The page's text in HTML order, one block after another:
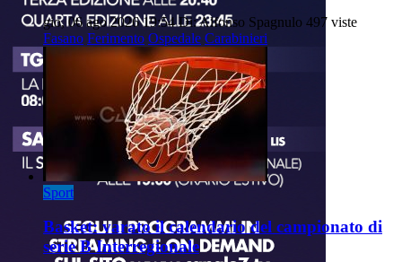
gio, 06 ago 2026 19:54 Di: Alfonso Spagnulo 497 viste
Fasano Ferimento Ospedale Carabinieri
Sport
Basket: varato il calendario del campionato di
serie B Interregionale